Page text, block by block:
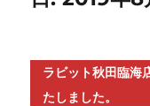
ラビット秋田臨海
たしました。